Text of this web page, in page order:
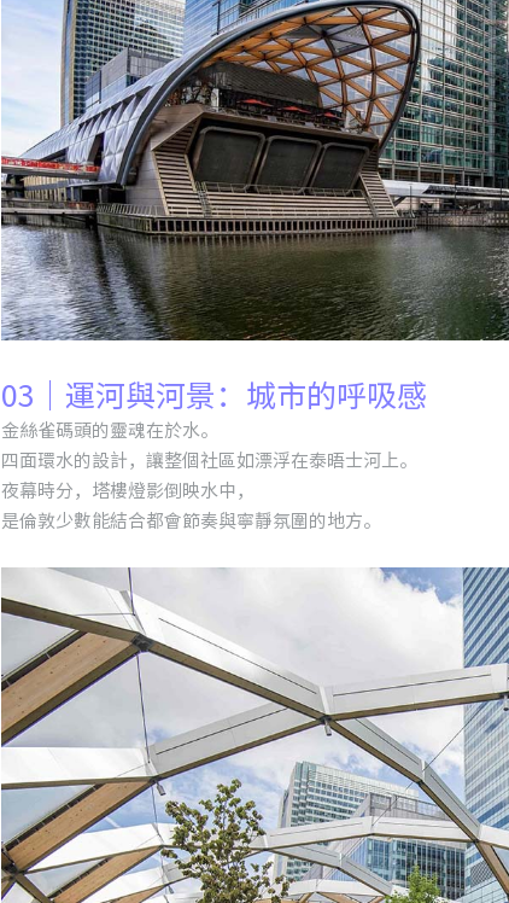
03｜運河與河景：城市的呼吸感
金絲雀碼頭的靈魂在於水。
四面環水的設計，讓整個社區如漂浮在泰晤士河上。
夜幕時分，塔樓燈影倒映水中，
是倫敦少數能結合都會節奏與寧靜氛圍的地方。